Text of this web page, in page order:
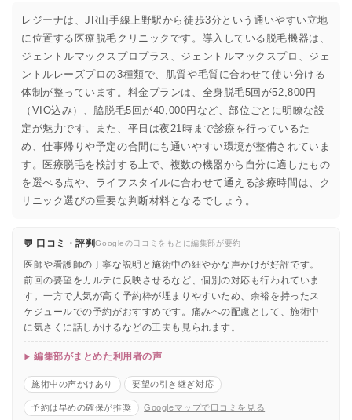
レジーナは、JR山手線上野駅から徒歩3分という通いやすい立地
に位置する医療脱毛クリニックです。導入している脱毛機器は、
ジェントルマックスプロプラス、ジェントルマックスプロ、ジェ
ントルレーズプロの3種類で、肌質や毛質に合わせて使い分ける
体制が整っています。料金プランは、全身脱毛5回が52,800円
（VIO込み）、脇脱毛5回が40,000円など、部位ごとに明瞭な設
定が魅力です。また、平日は夜21時まで診療を行っているた
め、仕事帰りや予定の合間にも通いやすい環境が整備されていま
す。医療脱毛を検討する上で、複数の機器から自分に適したもの
を選べる点や、ライフスタイルに合わせて通える診療時間は、ク
リニック選びの重要な判断材料となるでしょう。
💬 口コミ・評判Googleの口コミをもとに編集部が要約
医師や看護師の丁寧な説明と施術中の細やかな声かけが好評です。
前回の要望をカルテに反映させるなど、個別の対応も行われていま
す。一方で人気が高く予約枠が埋まりやすいため、余裕を持ったス
ケジュールでの予約がおすすめです。痛みへの配慮として、施術中
に気さくに話しかけるなどの工夫も見られます。
編集部がまとめた利用者の声
施術中の声かけあり 要望の引き継ぎ対応
予約は早めの確保が推奨 Googleマップで口コミを見る